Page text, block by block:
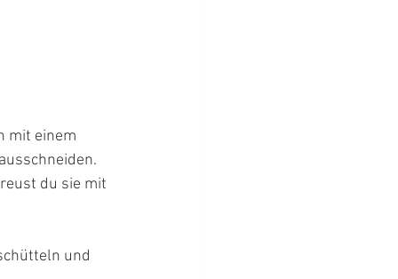
mit einem
du sie mit
und